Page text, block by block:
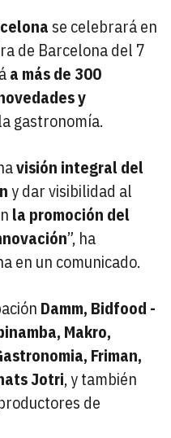
se celebrará en
de Barcelona del 7
a más de 300
y
gastronomía.
visión integral del
y dar visibilidad al
la promoción del
”, ha
en un comunicado.
Damm, Bidfood -
Makro,
Friman,
Jotri, y también
de